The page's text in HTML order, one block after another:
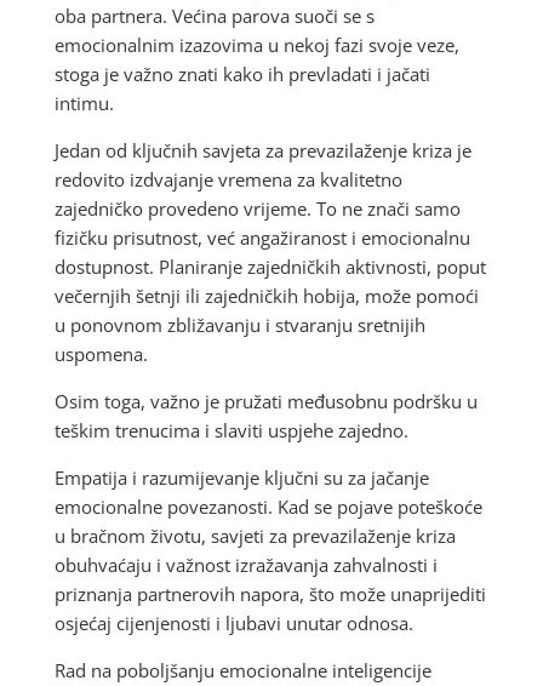
oba partnera. Većina parova suoči se s
emocionalnim izazovima u nekoj fazi svoje veze,
stoga je važno znati kako ih prevladati i jačati
intimu.
Jedan od ključnih savjeta za prevazilaženje kriza je
redovito izdvajanje vremena za kvalitetno
zajedničko provedeno vrijeme. To ne znači samo
fizičku prisutnost, već angažiranost i emocionalnu
dostupnost. Planiranje zajedničkih aktivnosti, poput
večernjih šetnji ili zajedničkih hobija, može pomoći
u ponovnom zbližavanju i stvaranju sretnijih
uspomena.
Osim toga, važno je pružati međusobnu podršku u
teškim trenucima i slaviti uspjehe zajedno.
Empatija i razumijevanje ključni su za jačanje
emocionalne povezanosti. Kad se pojave poteškoće
u bračnom životu, savjeti za prevazilaženje kriza
obuhvaćaju i važnost izražavanja zahvalnosti i
priznanja partnerovih napora, što može unaprijediti
osjećaj cijenjenosti i ljubavi unutar odnosa.
Rad na poboljšanju emocionalne inteligencije